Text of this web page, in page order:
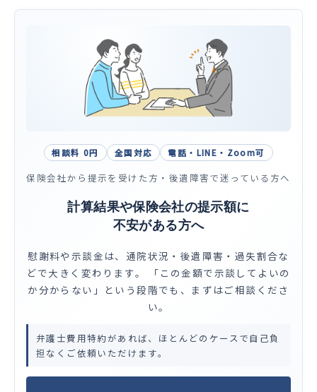
相談料 0円 全国対応 電話・LINE・Zoom可
保険会社から提示を受けた方・後遺障害で迷っている方へ
計算結果や保険会社の提示額に
不安がある方へ
慰謝料や示談金は、通院状況・後遺障害・過失割合な
どで大きく変わります。 「この金額で示談してよいの
か分からない」という段階でも、まずはご相談くださ
い。
弁護士費用特約があれば、ほとんどのケースで自己負
担なくご依頼いただけます。